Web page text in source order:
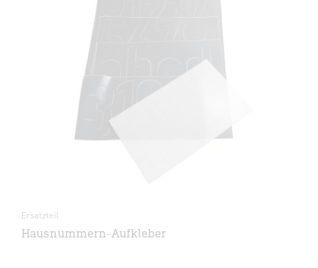
Ersatzteil
Hausnummern-Aufkleber